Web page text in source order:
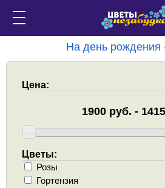
На день рождения
Цена:
Цветы:
Розы
Гортензия